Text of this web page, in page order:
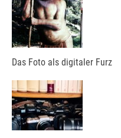
Das Foto als digitaler Furz